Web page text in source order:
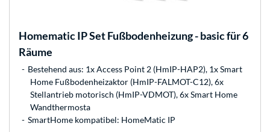
Homematic IPSet Fußbodenheizung - basic für 6
Räume
Bestehend aus: 1x Access Point 2 (HmIP-HAP2), 1x Smart
Home Fußbodenheizaktor (HmIP-FALMOT-C12), 6x
Stellantrieb motorisch (HmIP-VDMOT), 6x Smart Home
Wandthermosta
SmartHome kompatibel: HomeMatic IP